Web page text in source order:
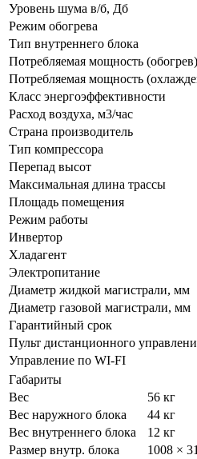
Уровень шума в/б, Дб
Режим обогрева
Тип внутреннего блока
Потребляемая мощность (обогрев)
Потребляемая мощность
Класс энергоэффективности
Расход воздуха, м3/час
Страна производитель
Тип компрессора
Перепад высот
Максимальная длина трассы
Площадь помещения
Режим работы
Инвертор
Хладагент
Электропитание
Диаметр жидкой магистрали, мм
Диаметр газовой магистрали, мм
Гарантийный срок
Пульт дистанционного
Управление по WI-FI
Габариты
Вес
56 кг
Вес наружного блока
44 кг
Вес внутреннего блока
12 кг
Размер внутр. блока
1008 ×